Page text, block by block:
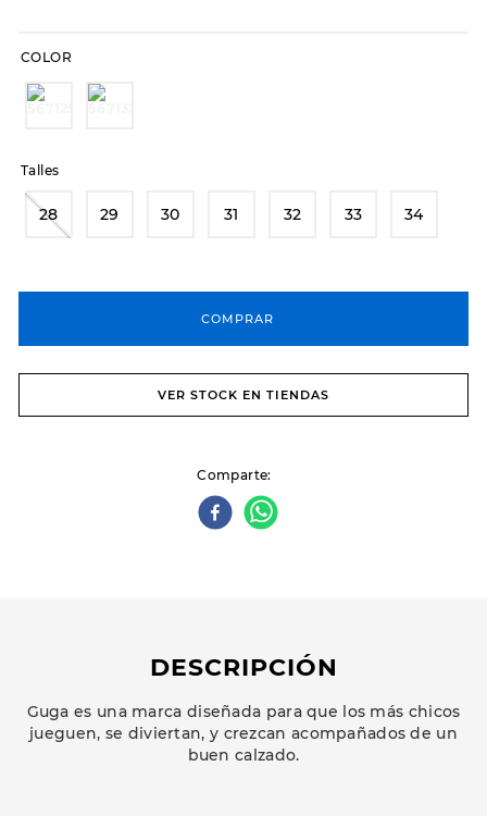
COLOR
Talles
28 29 30 31 32 33 34
COMPRAR
VER STOCK EN TIENDAS
Comparte
DESCRIPCIÓN
Guga es una marca diseñada para que los más chicos
jueguen, se diviertan, y crezcan acompañados de un
buen calzado.